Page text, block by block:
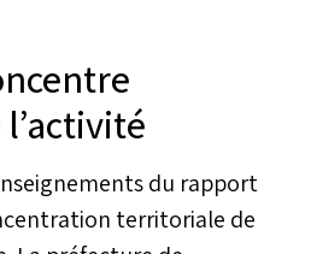
du rapport
territoriale de